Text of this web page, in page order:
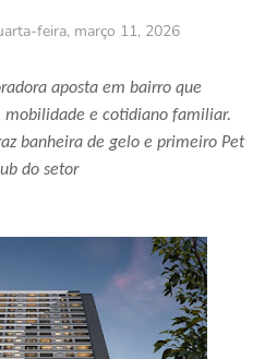
feira, março 11, 2026
aposta em bairro que
mobilidade e cotidiano familiar.
banheira de gelo e primeiro Pet
do setor